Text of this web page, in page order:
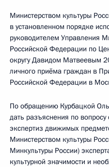
Министерством культуры
в установленном порядке
руководителем Управления
Российской Федерации по
округу Давидом Матвеевым
личного приёма граждан в
Российской Федерации в
По обращению Курбацкой
дать разъяснения по
экспертиз движимых
Министерством культуры
Минкультуры России)
культурной значимости и